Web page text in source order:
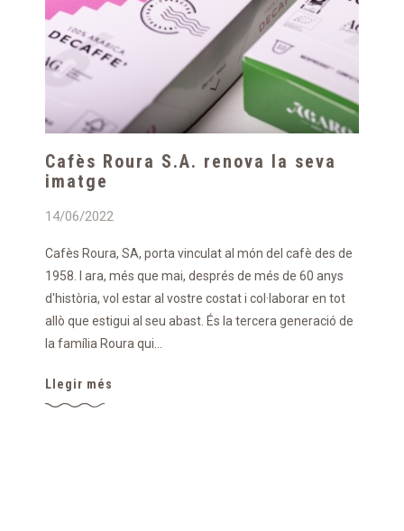
Cafès Roura S.A. renova la seva
imatge
14/06/2022
Cafès Roura, SA, porta vinculat al món del cafè des de
1958. I ara, més que mai, després de més de 60 anys
d'història, vol estar al vostre costat i col·laborar en tot
allò que estigui al seu abast. És la tercera generació de
la família Roura qui...
Llegir més